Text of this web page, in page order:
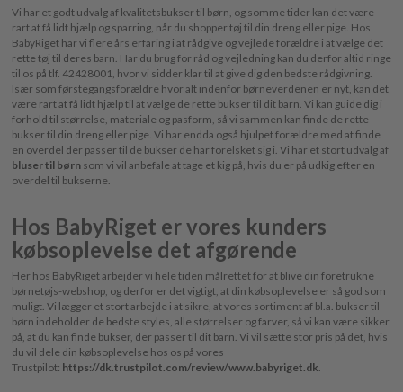
Vi har et godt udvalg af kvalitetsbukser til børn, og somme tider kan det være
rart at få lidt hjælp og sparring, når du shopper tøj til din dreng eller pige. Hos
BabyRiget har vi flere års erfaring i at rådgive og vejlede forældre i at vælge det
rette tøj til deres barn. Har du brug for råd og vejledning kan du derfor altid ringe
til os på tlf. 42428001, hvor vi sidder klar til at give dig den bedste rådgivning.
Især som førstegangsforældre hvor alt indenfor børneverdenen er nyt, kan det
være rart at få lidt hjælp til at vælge de rette bukser til dit barn. Vi kan guide dig i
forhold til størrelse, materiale og pasform, så vi sammen kan finde de rette
bukser til din dreng eller pige. Vi har endda også hjulpet forældre med at finde
en overdel der passer til de bukser de har forelsket sig i. Vi har et stort udvalg af
bluser til børn som vi vil anbefale at tage et kig på, hvis du er på udkig efter en
overdel til bukserne.
Hos BabyRiget er vores kunders
købsoplevelse det afgørende
Her hos BabyRiget arbejder vi hele tiden målrettet for at blive din foretrukne
børnetøjs-webshop, og derfor er det vigtigt, at din købsoplevelse er så god som
muligt. Vi lægger et stort arbejde i at sikre, at vores sortiment af bl.a. bukser til
børn indeholder de bedste styles, alle størrelser og farver, så vi kan være sikker
på, at du kan finde bukser, der passer til dit barn. Vi vil sætte stor pris på det, hvis
du vil dele din købsoplevelse hos os på vores
Trustpilot: https://dk.trustpilot.com/review/www.babyriget.dk.